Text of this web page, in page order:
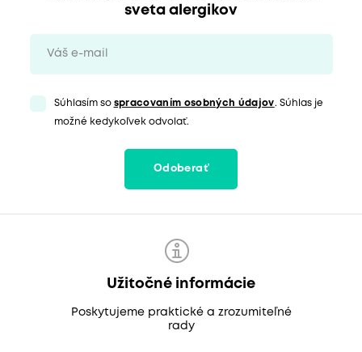
sveta alergikov
Súhlasím so spracovaním osobných údajov. Súhlas je
možné kedykoľvek odvolať.
Odoberať
Užitočné informácie
Poskytujeme praktické a zrozumiteľné
rady